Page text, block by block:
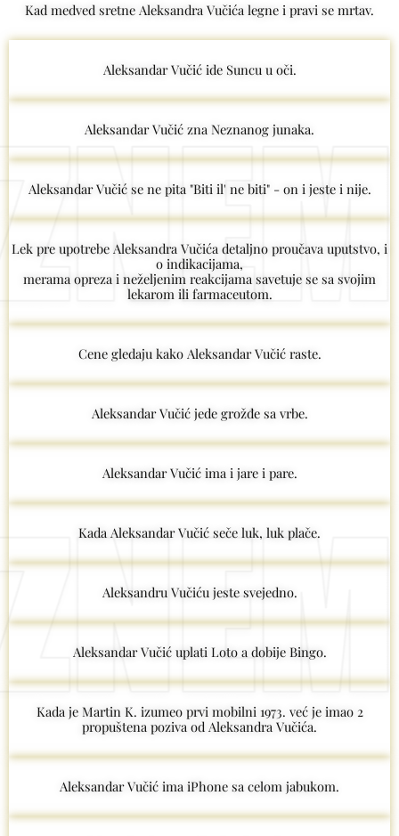
Kad medved sretne Aleksandra Vučića legne i pravi se mrtav.
Aleksandar Vučić ide Suncu u oči.
Aleksandar Vučić zna Neznanog junaka.
Aleksandar Vučić se ne pita "Biti il' ne biti" - on i jeste i nije.
Lek pre upotrebe Aleksandra Vučića detaljno proučava uputstvo, i
o indikacijama,
merama opreza i neželjenim reakcijama savetuje se sa svojim
lekarom ili farmaceutom.
Cene gledaju kako Aleksandar Vučić raste.
Aleksandar Vučić jede grožđe sa vrbe.
Aleksandar Vučić ima i jare i pare.
Kada Aleksandar Vučić seče luk, luk plače.
Aleksandru Vučiću jeste svejedno.
Aleksandar Vučić uplati Loto a dobije Bingo.
Kada je Martin K. izumeo prvi mobilni 1973. već je imao 2
propuštena poziva od Aleksandra Vučića.
Aleksandar Vučić ima iPhone sa celom jabukom.